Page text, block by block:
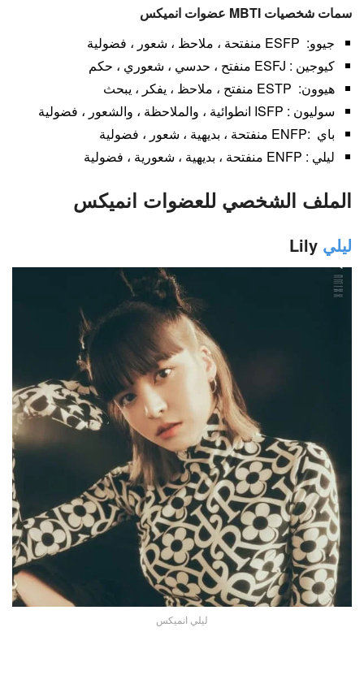
سمات شخصيات MBTI عضوات انميكس
جيوو: ESFP منفتحة ، ملاحظ ، شعور ، فضولية
كيوجين : ESFJ منفتح ، حدسي ، شعوري ، حكم
هيوون: ESTP منفتح ، ملاحظ ، يفكر ، يبحث
سوليون : ISFP انطوائية ، والملاحظة ، والشعور ، فضولية
باي :ENFP منفتحة ، بديهية ، شعور ، فضولية
ليلي : ENFP منفتحة ، بديهية ، شعورية ، فضولية
الملف الشخصي للعضوات انميكس
ليلي
ليلي انميكس